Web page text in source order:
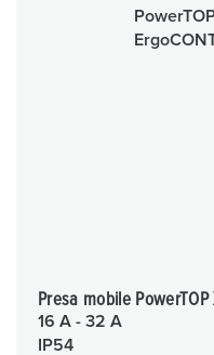
Presa mobile
16 A - 32 A
IP54